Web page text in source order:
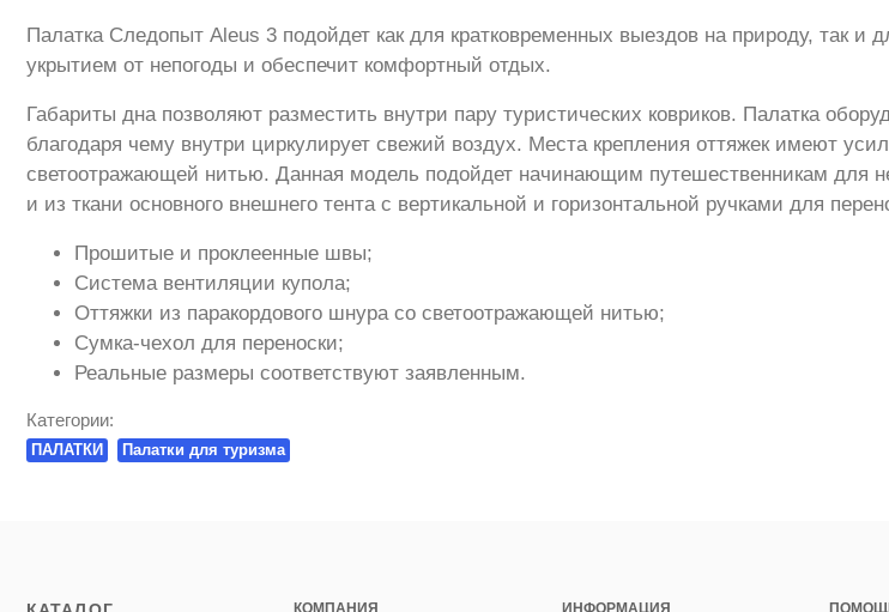
Палатка Следопыт Aleus 3 подойдет как для кратковременных выездов на природу, так
укрытием от непогоды и обеспечит комфортный отдых.
Габариты дна позволяют разместить внутри пару туристических ковриков. Палатка
благодаря чему внутри циркулирует свежий воздух. Места крепления оттяжек имеют
светоотражающей нитью. Данная модель подойдет начинающим путешественникам для
и из ткани основного внешнего тента с вертикальной и горизонтальной ручками для
Прошитые и проклеенные швы;
Система вентиляции купола;
Оттяжки из паракордового шнура со светоотражающей нитью;
Сумка-чехол для переноски;
Реальные размеры соответствуют заявленным.
Категории:
ПАЛАТКИ Палатки для туризма
КОМПАНИЯ ИНФОРМАЦИЯ